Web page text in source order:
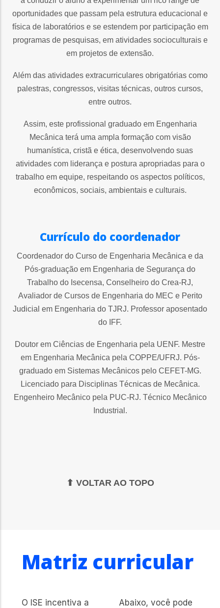
oportunidades que passam pela estrutura educacional e
física de laboratórios e se estendem por participação em
programas de pesquisas, em atividades socioculturais e
em projetos de extensão.
Além das atividades extracurriculares obrigatórias como
palestras, congressos, visitas técnicas, outros cursos,
entre outros.
Assim, este profissional graduado em Engenharia
Mecânica terá uma ampla formação com visão
humanística, cristã e ética, desenvolvendo suas
atividades com liderança e postura apropriadas para o
trabalho em equipe, respeitando os aspectos políticos,
econômicos, sociais, ambientais e culturais.
Currículo do coordenador
Coordenador do Curso de Engenharia Mecânica e da
Pós-graduação em Engenharia de Segurança do
Trabalho do Isecensa, Conselheiro do Crea-RJ,
Avaliador de Cursos de Engenharia do MEC e Perito
Judicial em Engenharia do TJRJ. Professor aposentado
do IFF.
Doutor em Ciências de Engenharia pela UENF. Mestre
em Engenharia Mecânica pela COPPE/UFRJ. Pós-
graduado em Sistemas Mecânicos pelo CEFET-MG.
Licenciado para Disciplinas Técnicas de Mecânica.
Engenheiro Mecânico pela PUC-RJ. Técnico Mecânico
Industrial.
⬆ VOLTAR AO TOPO
Matriz curricular
O ISE incentiva a
Abaixo, você pode